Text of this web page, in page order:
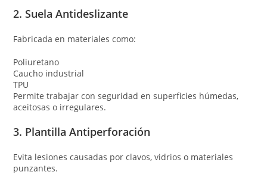
2. Suela Antideslizante
Fabricada en materiales como:
Poliuretano
Caucho industrial
TPU
Permite trabajar con seguridad en superficies húmedas,
aceitosas o irregulares.
3. Plantilla Antiperforación
Evita lesiones causadas por clavos, vidrios o materiales
punzantes.